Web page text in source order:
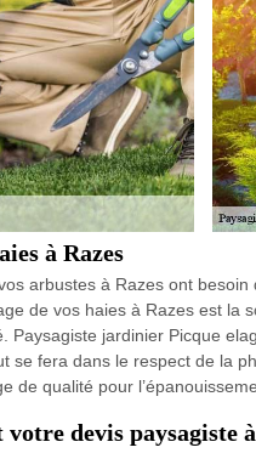
à Razes
arbustes à Razes ont
de vos haies à Razes est la
Paysagiste jardinier Picque
se fera dans le respect de la
de qualité pour
devis paysagiste